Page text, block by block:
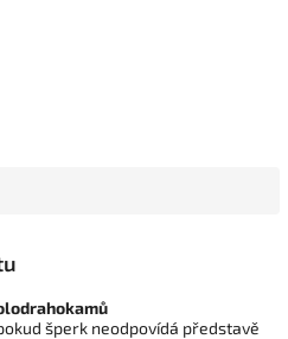
šperk neodpovídá představě